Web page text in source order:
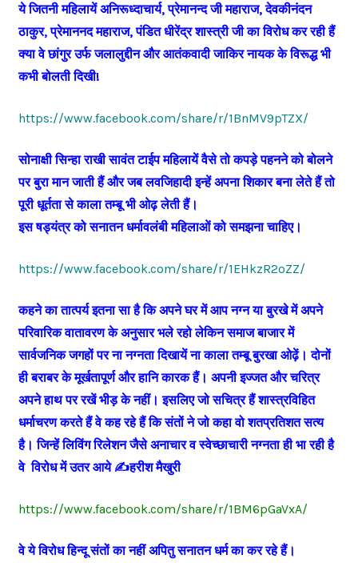
ये जितनी महिलायें अनिरूध्दाचार्य, प्रेमानन्द जी महाराज, देवकीनंदन
ठाकुर, प्रेमाननद महाराज, पंडित धीरेंद्र शास्त्री जी का विरोध कर रही हैं
क्या वे छांगुर उर्फ जलालुद्दीन और आतंकवादी जाकिर नायक के विरूद्ध भी
कभी बोलती दिखी!
https://www.facebook.com/share/r/1BnMV9pTZX/
सोनाक्षी सिन्हा राखी सावंत टाईप महिलायें वैसे तो कपड़े पहनने को बोलने
पर बुरा मान जाती हैं और जब लवजिहादी इन्हें अपना शिकार बना लेते हैं तो
पूरी धूर्तता से काला तम्बू भी ओढ़ लेती हैं।
इस षड्यंत्र को सनातन धर्मावलंबी महिलाओं को समझना चाहिए।
https://www.facebook.com/share/r/1EHkzR2oZZ/
कहने का तात्पर्य इतना सा है कि अपने घर में आप नग्न या बुरखे में अपने
परिवारिक वातावरण के अनुसार भले रहो लेकिन समाज बाजार में
सार्वजनिक जगहों पर ना नग्नता दिखायें ना काला तम्बू बुरखा ओढ़ें। दोनों
ही बराबर के मूर्खतापूर्ण और हानि कारक हैं। अपनी इज्जत और चरित्र
अपने हाथ पर रखें भीड़ के नहीं। इसलिए जो सचित्र हैं शास्त्रविहित
धर्माचरण करते हैं वे कह रहे हैं कि संतों ने जो कहा वो शतप्रतिशत सत्य
है। जिन्हें लिविंग रिलेशन जैसे अनाचार व स्वेच्छाचारी नग्नता ही भा रही है
वे विरोध में उतर आये ✍️हरीश मैखुरी
https://www.facebook.com/share/r/1BM6pGaVxA/
वे ये विरोध हिन्दू संतों का नहीं अपितु सनातन धर्म का कर रहे हैं।